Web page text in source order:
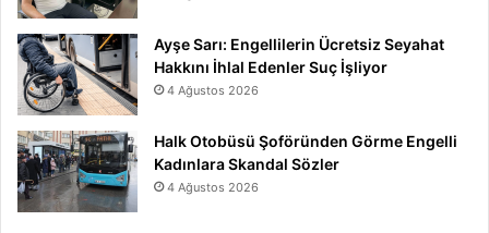
Ayşe Sarı: Engellilerin Ücretsiz Seyahat
Hakkını İhlal Edenler Suç İşliyor
4 Ağustos 2026
Halk Otobüsü Şoföründen Görme Engelli
Kadınlara Skandal Sözler
4 Ağustos 2026